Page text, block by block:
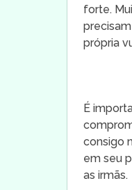
forte.
própria
É
consigo
em seu
as irmãs.